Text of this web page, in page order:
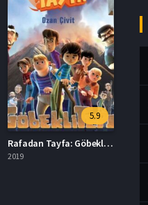
5.9
Rafadan Tayfa: Göbeklitepe Full İzle
2019